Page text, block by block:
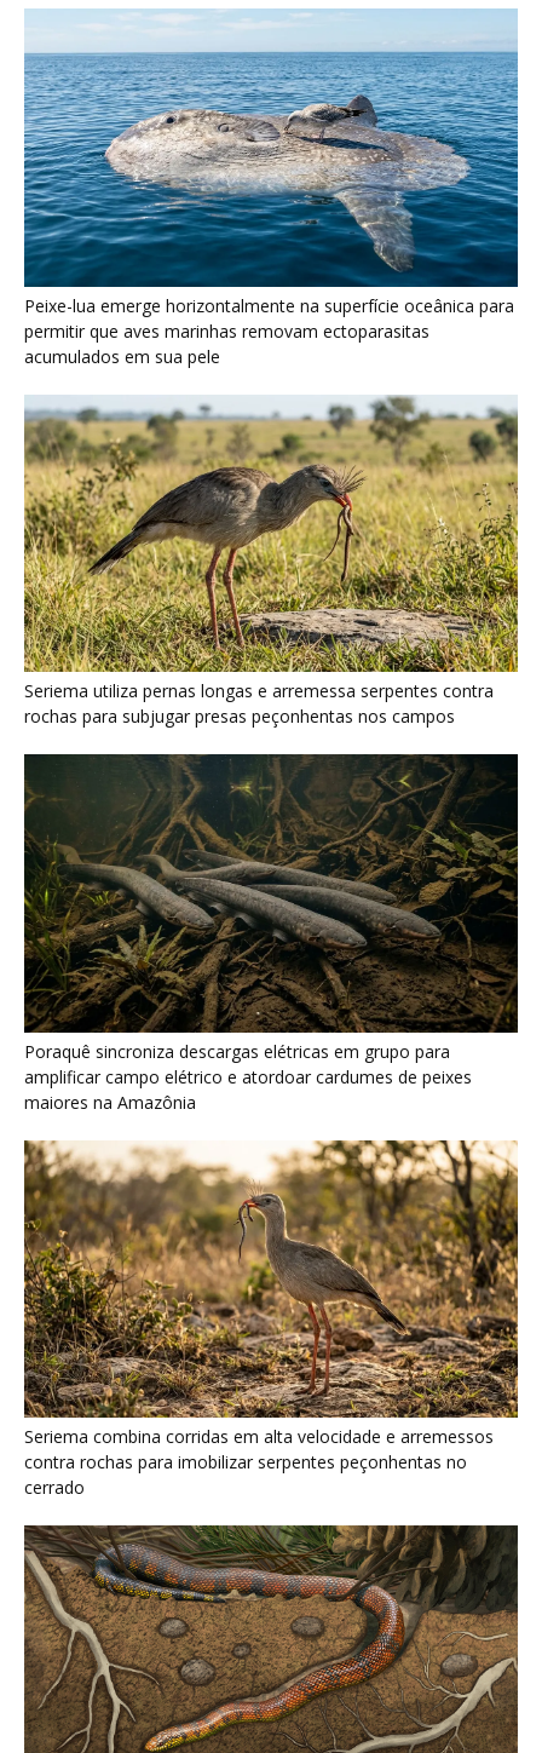
Seriema utiliza pernas longas e arremessa serpentes contra
rochas para subjugar presas peçonhentas nos campos
Poraquê sincroniza descargas elétricas em grupo para
amplificar campo elétrico e atordoar cardumes de peixes
maiores na Amazônia
Seriema combina corridas em alta velocidade e arremessos
contra rochas para imobilizar serpentes peçonhentas no
cerrado
Serpente escavadora brasileira Tametara mirim reescreve a
evolução dos répteis